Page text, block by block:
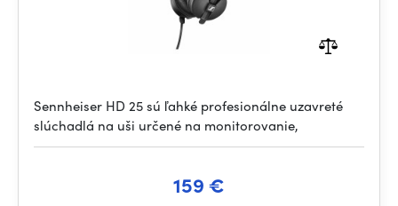
Sennheiser HD 25 sú ľahké profesionálne uzavreté
slúchadlá na uši určené na monitorovanie,
159 €